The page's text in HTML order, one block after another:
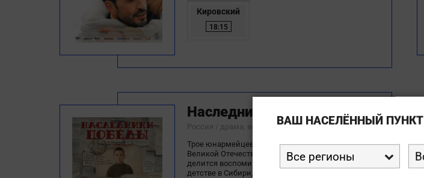
Кировский
18:15
Наследники Победы
Россия / драма, военный, история
Трое юнармейцев приходят поздравить ветерана
Великой Отечественной войны с праздником. Он
делится воспоминаниями о своем военном
детстве в Сибири, рас…
ВАШ НАСЕЛЁННЫЙ ПУНКТ
